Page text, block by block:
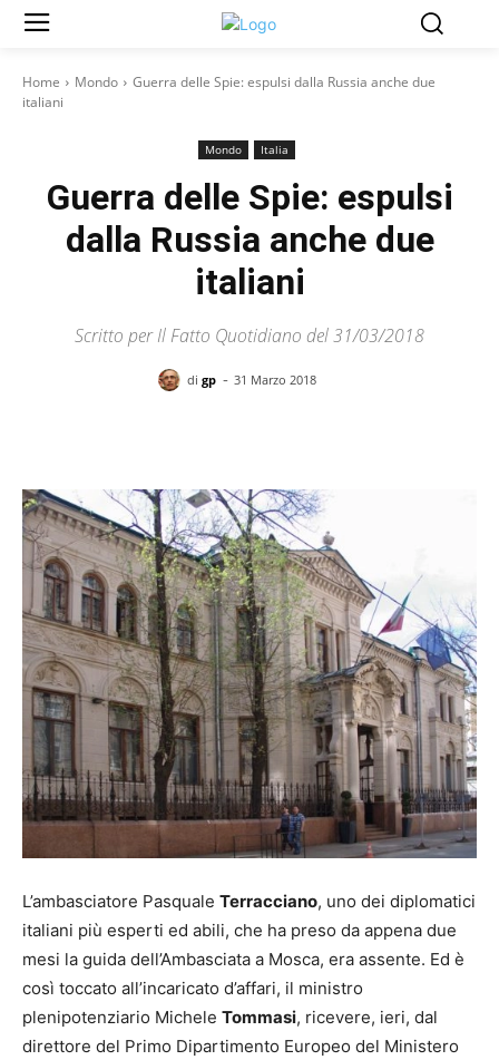
Home Mondo
Guerra delle Spie: espulsi dalla Russia anche due
italiani
Mondo Italia
Guerra delle Spie: espulsi
dalla Russia anche due
italiani
Scritto per Il Fatto Quotidiano del 31/03/2018
di gp - 31 Marzo 2018
L’ambasciatore Pasquale Terracciano, uno dei diplomatici
italiani più esperti ed abili, che ha preso da appena due
mesi la guida dell’Ambasciata a Mosca, era assente. Ed è
così toccato all’incaricato d’affari, il ministro
plenipotenziario Michele Tommasi, ricevere, ieri, dal
direttore del Primo Dipartimento Europeo del Ministero